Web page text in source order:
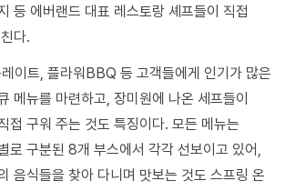
등 에버랜드 대표 레스토랑 셰프들이 직접
다.
이트, 플라워BBQ 등 고객들에게 인기가 많은
메뉴를 마련하고, 장미원에 나온 세프들이
접 구워 주는 것도 특징이다. 모든 메뉴는
로 구분된 8개 부스에서 각각 선보이고 있어,
음식들을 찾아 다니며 맛보는 것도 스프링 온